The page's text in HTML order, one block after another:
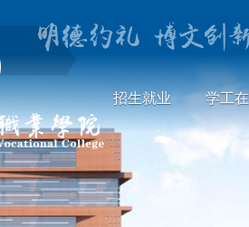
招生就业 学工